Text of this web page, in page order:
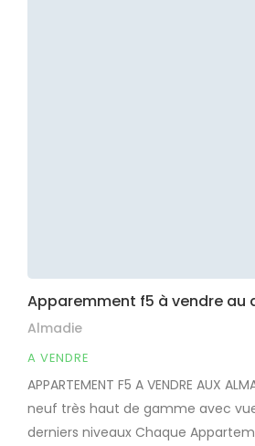
Apparemment f5 à vendre au
Almadie
A VENDRE
APPARTEMENT F5 A VENDRE AUX
neuf très haut de gamme avec
derniers niveaux Chaque